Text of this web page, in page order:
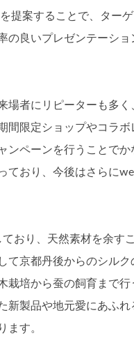
提案することで、ターゲ
の良いプレゼンテーショ
場者にリピーターも多く
間限定ショップやコラボ
ンペーンを行うことでか
ており、今後はさらに
おり、天然素材を余す
て京都丹後からのシルク
栽培から蚕の飼育まで行
新製品や地元愛にあふれ
ます。